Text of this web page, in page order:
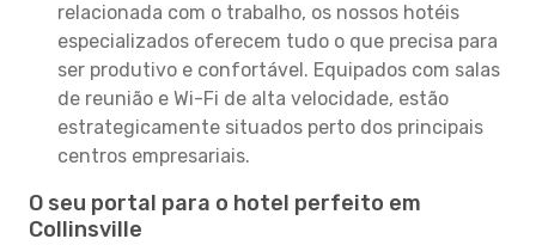
relacionada com o trabalho, os nossos hotéis
especializados oferecem tudo o que precisa para
ser produtivo e confortável. Equipados com salas
de reunião e Wi-Fi de alta velocidade, estão
estrategicamente situados perto dos principais
centros empresariais.
O seu portal para o hotel perfeito em
Collinsville